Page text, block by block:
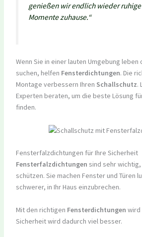
genießen wir endlich wieder
Momente zuhause.“
Wenn Sie in einer lauten Umgebung leben
suchen, helfen Fensterdichtungen. Die
Montage verbessern Ihren Schallschutz.
Experten beraten, um die beste Lösung
finden.
Fensterfalzdichtungen für Ihre Sicherheit
Fensterfalzdichtungen sind sehr wichtig,
schützen. Sie machen Fenster und Türen
schwerer, in Ihr Haus einzubrechen.
Mit den richtigen Fensterdichtungen wird
Sicherheit wird dadurch viel besser.